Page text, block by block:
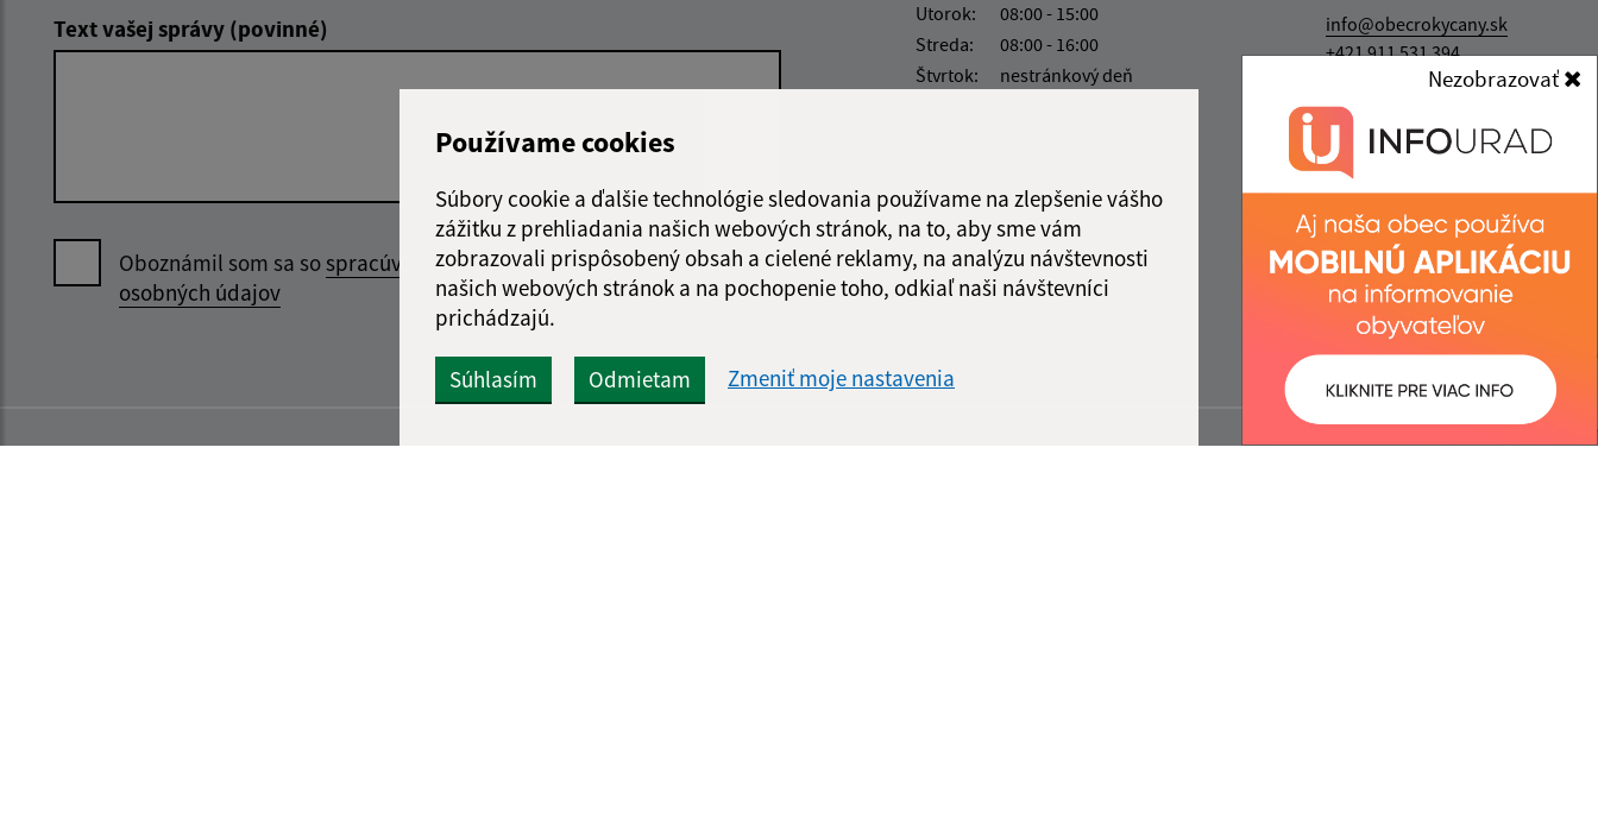
Používame cookies
Súbory cookie a ďalšie technológie sledovania používame na zlepšenie vášho
zážitku z prehliadania našich webových stránok, na to, aby sme vám
zobrazovali prispôsobený obsah a cielené reklamy, na analýzu návštevnosti
našich webových stránok a na pochopenie toho, odkiaľ naši návštevníci
prichádzajú.
Súhlasím Odmietam Zmeniť moje nastavenia
Nezobrazovať
Text vašej správy (povinné)
Oboznámil som sa sospracúvaním
osobných údajov
Google reCaptcha Response
Odoslať správu
Utorok:
08:00 - 15:00
Streda:
08:00 - 16:00
Štvrtok:
nestránkový deň
info@obecrokycany.sk
+421 911 531 394
IČO: 00327701